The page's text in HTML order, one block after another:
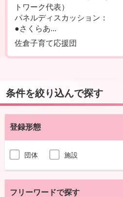
トワーク代表）
パネルディスカッション：
●さくらあ...
佐倉子育て応援団
条件を絞り込んで探す
登録形態
団体 施設
フリーワードで探す